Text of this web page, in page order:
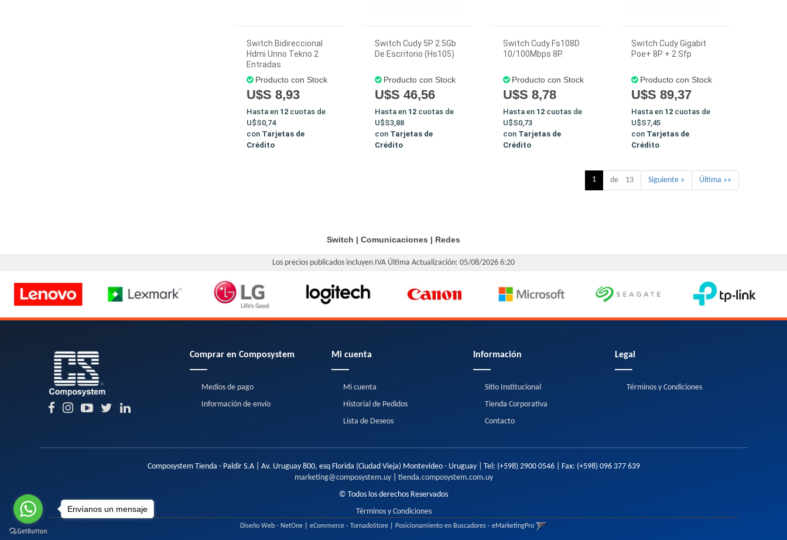
Switch Bidireccional
Hdmi Unno Tekno 2
Entradas
Producto con Stock
U$S 8,93
Hasta en 12cuotas de
U$S0,74
con Tarjetas de
Crédito
Switch Cudy 5P 2.5Gb
De Escritorio (Hs105)
Producto con Stock
U$S 46,56
Hasta en 12cuotas de
U$S3,88
con Tarjetas de
Crédito
Switch Cudy Fs108D
10/100Mbps 8P.
Producto con Stock
U$S 8,78
Hasta en 12 cuotas de
U$S0,73
con Tarjetas de
Crédito
Switch Cudy Gigabit
Poe+ 8P + 2 Sfp
Producto con Stock
U$S 89,37
Hasta en 12 cuotas de
U$S7,45
con Tarjetas de
Crédito
1 de 13 Siguiente » Última »»
Switch | Comunicaciones | Redes
Los precios publicados incluyen IVA Última Actualización: 05/08/2026 6:20
Comprar en Composystem
Medios de pago
Información de envío
Mi cuenta
Mi cuenta
Historial de Pedidos
Lista de Deseos
Información
Sitio Institucional
Tienda Corporativa
Contacto
Legal
Términos y Condiciones
Composystem Tienda - Paldir S.A | Av. Uruguay 800, esq Florida (Ciudad Vieja) Montevideo - Uruguay | Tel: (+598) 2900 0546| Fax: (+598) 096 377 639
marketing@composystem.uy| tienda.composystem.com.uy
© Todos los derechos Reservados
Términos y Condiciones
Diseño Web - NetOne eCommerce - TornadoStore Posicionamiento en Buscadores - eMarketingPro
Envíanos un mensaje